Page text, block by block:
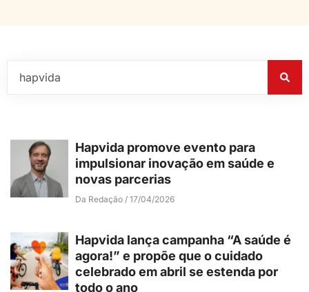
Hapvida promove evento para
impulsionar inovação em saúde e
novas parcerias
Da Redação 17/04/2026
Hapvida lança campanha “A saúde é
agora!” e propõe que o cuidado
celebrado em abril se estenda por
todo o ano